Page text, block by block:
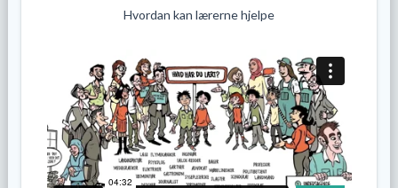
Hvordan kan lærerne hjelpe